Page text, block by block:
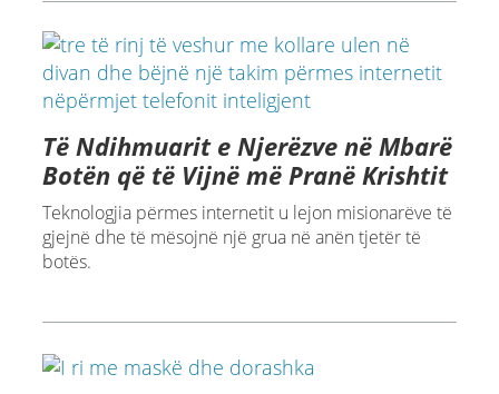
Të Ndihmuarit e Njerëzve në Mbarë
Botën që të Vijnë më Pranë Krishtit
Teknologjia përmes internetit u lejon misionarëve të
gjejnë dhe të mësojnë një grua në anën tjetër të
botës.